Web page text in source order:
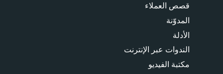
قصص العملاء
المدوّنة
الأدلة
الندوات عبر الإنترنت
مكتبة الفيديو